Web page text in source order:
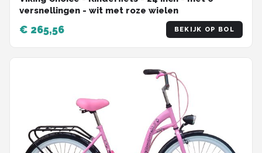
versnellingen - wit met roze wielen
€ 265,56 BEKIJK OP BOL